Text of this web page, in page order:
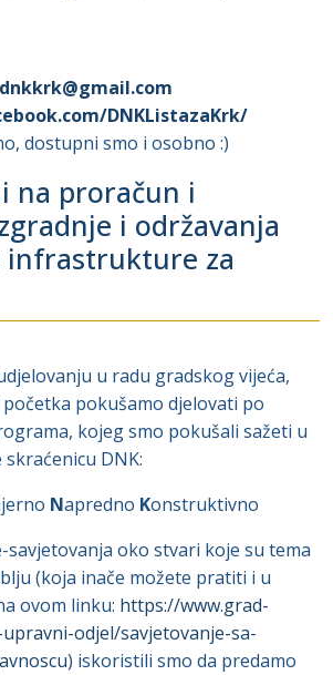
dnkkrk@gmail.com
DNKListazaKrk/
dostupni smo i osobno :)
na proračun i
i održavanja
infrastrukture za
u radu gradskog vijeća,
pokušamo djelovati po
kojeg smo pokušali sažeti u
DNK:
Napredno Konstruktivno
savjetovanja oko stvari koje su tema
(koja inače možete pratiti i u
ovom linku: https://www.grad-
odjel/savjetovanje-sa-
) iskoristili smo da predamo